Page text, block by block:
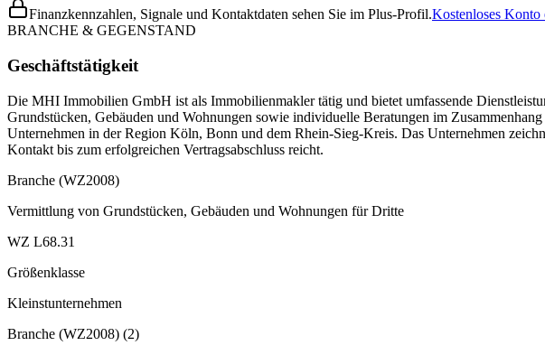
Finanzkennzahlen, Signale und Kontaktdaten sehen Sie im Plus-Profil.Kostenloses Konto
BRANCHE & GEGENSTAND
Geschäftstätigkeit
Die MHI Immobilien GmbH ist als Immobilienmakler tätig und bietet umfassende
Grundstücken, Gebäuden und Wohnungen sowie individuelle Beratungen im
Unternehmen in der Region Köln, Bonn und dem Rhein-Sieg-Kreis. Das Unternehmen
Kontakt bis zum erfolgreichen Vertragsabschluss reicht.
Branche (WZ2008)
Vermittlung von Grundstücken, Gebäuden und Wohnungen für Dritte
WZ L68.31
Größenklasse
Kleinstunternehmen
Branche (WZ2008) (2)